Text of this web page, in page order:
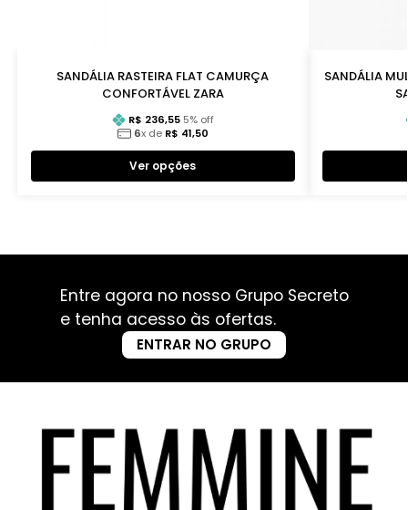
SANDÁLIA RASTEIRA FLAT CAMURÇA
CONFORTÁVEL ZARA
R$ 236,55 5% off
6x de R$ 41,50
Ver opções
SANDÁLIA
Entre agora no nosso Grupo Secreto
e tenha acesso às ofertas.
ENTRAR NO GRUPO